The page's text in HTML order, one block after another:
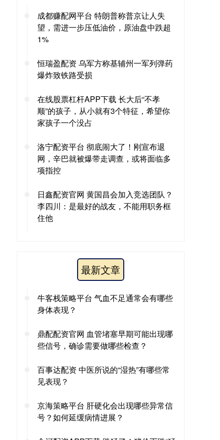
成都赚配网平台 特朗普称普京让人失
望，需进一步压低油价，原油盘中跌超
1%
恒瑞盈配资 乌军方称基辅州一军列弹药
爆炸致铁路受损
在线股票杠杆APP下载 长大后“不孝
顺”的孩子，从小就有3个特征，希望你
家孩子一个没占
洛宁配资平台 彻底闹大了！刚宣布退
网，辛巴就被爆带走调查，或将面临多
项指控
日鑫配资官网 黄国昌会加入竞选团队？
李四川：是最好的战友，不能用职务框
住他
最新文章
牛客栈策略平台 气血不足通常会有哪些
身体表现？
鼎配配资官网 血管堵塞早期可能出现哪
些信号，确诊需要做哪些检查？
百事达配资 中医所说的“湿热”有哪些常
见表现？
京海策略平台 肝硬化会出现哪些异常信
号？如何延缓病情进展？